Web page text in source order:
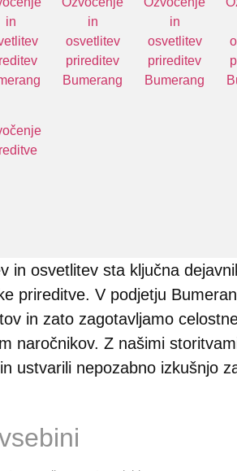
in osvetlitev sta ključna
prireditve. V podjetju
in zato zagotavljamo
naročnikov. Z našimi
ustvarili nepozabno izkušnjo